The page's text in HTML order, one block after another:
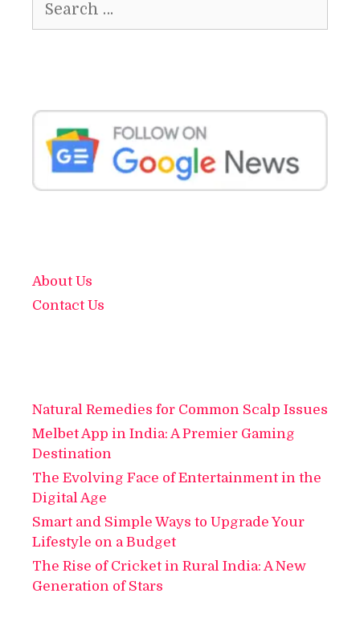
for:
About Us
Contact Us
Natural Remedies for Common Scalp Issues
Melbet App in India: A Premier Gaming
Destination
The Evolving Face of Entertainment in the
Digital Age
Smart and Simple Ways to Upgrade Your
Lifestyle on a Budget
The Rise of Cricket in Rural India: A New
Generation of Stars